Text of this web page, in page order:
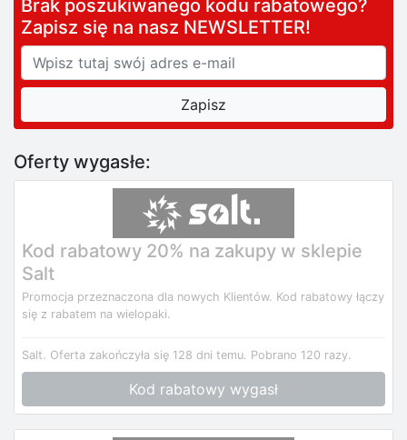
Brak poszukiwanego kodu rabatowego?
Zapisz się na nasz NEWSLETTER!
Oferty wygasłe:
Kod rabatowy 20% na zakupy w sklepie
Salt
Promocja przeznaczona dla nowych Klientów. Kod rabatowy łączy
się z rabatem na wielopaki.
Salt. Oferta zakończyła się 128 dni temu. Pobrano 120 razy.
Kod rabatowy wygasł